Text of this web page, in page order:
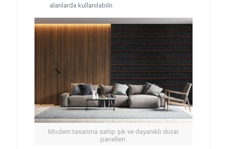
alanlarda kullanılabilir.
Modern tasarıma sahip şık ve dayanıklı duvar
panelleri.